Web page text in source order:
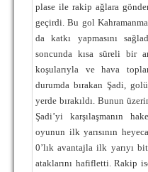
İRTİBAT
SİTE
REKLAM YAYINI
plase ile rakip ağlara
geçirdi. Bu gol
da katkı yapmasını
soncunda kısa süreli bir
koşularıyla ve hava
durumda bırakan Şadi,
yerde bırakıldı. Bunun
Şadi’yi karşılaşmanın
oyunun ilk yarısının
0’lık avantajla ilk yarıyı
ataklarını hafifletti. Rakip